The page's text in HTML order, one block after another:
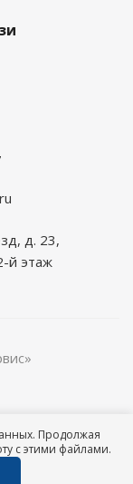
д. 23,
й этаж
Продолжая
с этими файлами.